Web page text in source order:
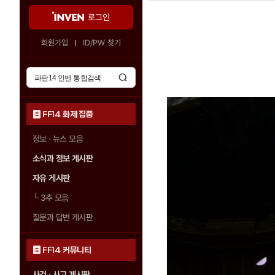
로그인
회원가입 ID/PW 찾기
FF14 화제 집중
정보 · 뉴스 모음
소식과 정보 게시판
자유 게시판
└3추 모음
질문과 답변 게시판
FF14 커뮤니티